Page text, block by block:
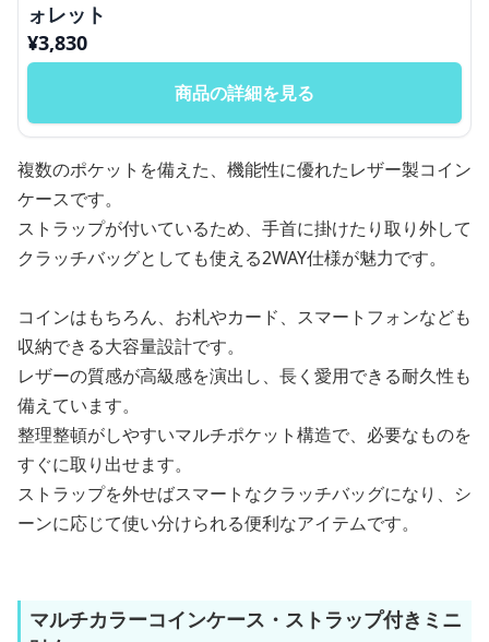
ォレット
¥3,830
商品の詳細を見る
複数のポケットを備えた、機能性に優れたレザー製コイン
ケースです。
ストラップが付いているため、手首に掛けたり取り外して
クラッチバッグとしても使える2WAY仕様が魅力です。
コインはもちろん、お札やカード、スマートフォンなども
収納できる大容量設計です。
レザーの質感が高級感を演出し、長く愛用できる耐久性も
備えています。
整理整頓がしやすいマルチポケット構造で、必要なものを
すぐに取り出せます。
ストラップを外せばスマートなクラッチバッグになり、シ
ーンに応じて使い分けられる便利なアイテムです。
マルチカラーコインケース・ストラップ付きミニ